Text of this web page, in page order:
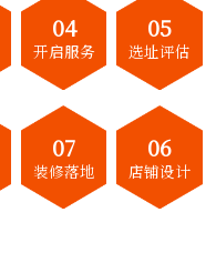
04
开启服务
05
选址评估
07
装修落地
06
店铺设计